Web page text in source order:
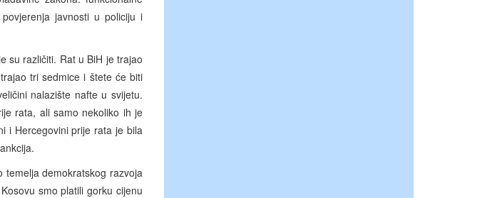
javnosti u policiju i
su različiti. Rat u BiH je trajao
tri sedmice i štete će biti
nalazište nafte u svijetu.
rata, ali samo nekoliko ih je
i Hercegovini prije rata je bila
temelja demokratskog razvoja
smo platili gorku cijenu